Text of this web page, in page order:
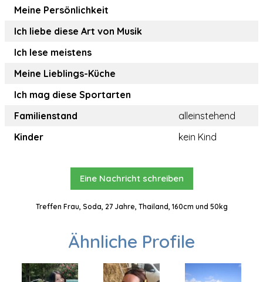
Meine Persönlichkeit
Ich liebe diese Art von Musik
Ich lese meistens
Meine Lieblings-Küche
Ich mag diese Sportarten
Familienstand
alleinstehend
Kinder
kein Kind
Eine Nachricht schreiben
Treffen Frau, Soda, 27 Jahre, Thailand, 160cm und 50kg
Ähnliche Profile